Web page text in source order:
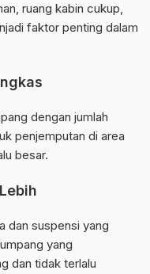
ruang kabin cukup,
faktor penting dalam
dengan jumlah
penjemputan di area
besar.
dan suspensi yang
yang
dan tidak terlalu